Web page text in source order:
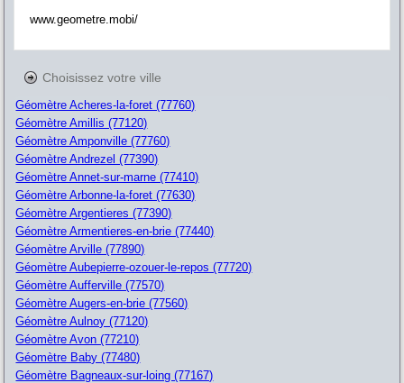
www.geometre.mobi/
Choisissez votre ville
Géomètre Acheres-la-foret (77760)
Géomètre Amillis (77120)
Géomètre Amponville (77760)
Géomètre Andrezel (77390)
Géomètre Annet-sur-marne (77410)
Géomètre Arbonne-la-foret (77630)
Géomètre Argentieres (77390)
Géomètre Armentieres-en-brie (77440)
Géomètre Arville (77890)
Géomètre Aubepierre-ozouer-le-repos (77720)
Géomètre Aufferville (77570)
Géomètre Augers-en-brie (77560)
Géomètre Aulnoy (77120)
Géomètre Avon (77210)
Géomètre Baby (77480)
Géomètre Bagneaux-sur-loing (77167)